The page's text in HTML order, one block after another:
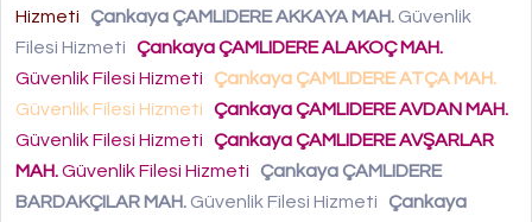
Hizmeti
Çankaya ÇAMLIDERE AKKAYA MAH. Güvenlik
Filesi Hizmeti
Çankaya ÇAMLIDERE ALAKOÇ MAH.
Güvenlik Filesi Hizmeti
Çankaya ÇAMLIDERE ATÇA MAH.
Güvenlik Filesi Hizmeti
Çankaya ÇAMLIDERE AVDAN MAH.
Güvenlik Filesi Hizmeti
Çankaya ÇAMLIDERE AVŞARLAR
MAH.Güvenlik Filesi Hizmeti
Çankaya ÇAMLIDERE
BARDAKÇILAR MAH. Güvenlik Filesi Hizmeti
Çankaya